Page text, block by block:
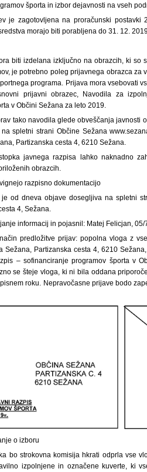
športa in izbor dejavnosti na vseh
je zagotovljena na proračunski
morajo biti porabljena do 31. 12.
biti izdelana izključno na obrazcih, ki so
je potrebno poleg prijavnega obrazca
programa. Prijava mora vsebovati
prijavni obrazec, Navodila za
v Občini Sežana za leto 2019.
tako navodila glede obveščanja javnosti
spletni strani Občine Sežana
Partizanska cesta 4, 6210 Sežana.
javnega razpisa lahko naknadno
obrazcih.
razpisno dokumentacijo
je od dneva objave dosegljiva na spletni
4, Sežana.
informacij in pojasnil: Matej Felicjan,
predložitve prijav: popolna vloga z
Sežana, Partizanska cesta 4, 6210
– sofinanciranje programov športa v
se šteje vloga, ki ni bila oddana
roku. Nepravočasne prijave bodo
o izboru
bo strokovna komisija hkrati odprla vse
izpolnjene in označene kuverte, ki